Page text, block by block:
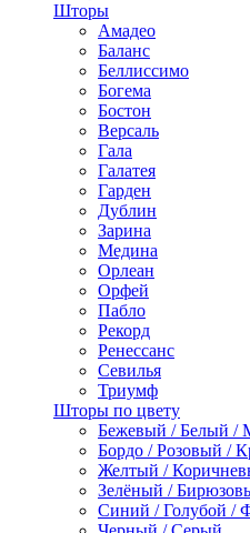
Шторы
Амадео
Баланс
Беллиссимо
Богема
Бостон
Версаль
Гала
Галатея
Гарден
Дублин
Зарина
Медина
Орлеан
Орфей
Пабло
Рекорд
Ренессанс
Севилья
Триумф
Шторы по цвету
Бежевый / Белый /
Бордо / Розовый /
Желтый /
Зелёный /
Синий / Голубой /